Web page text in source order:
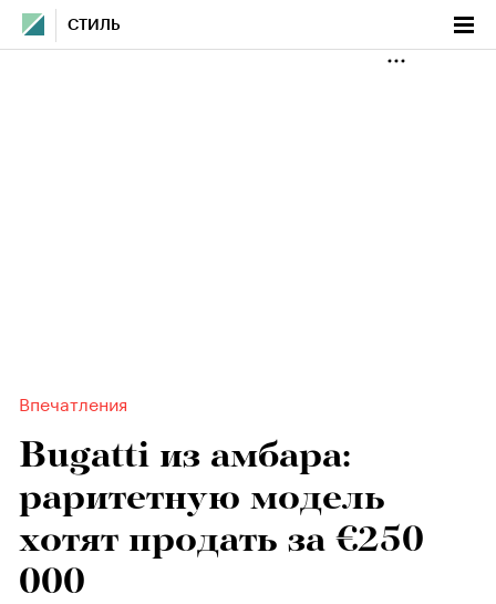
СТИЛЬ
Впечатления
Bugatti из амбара:
раритетную модель
хотят продать за €250
000